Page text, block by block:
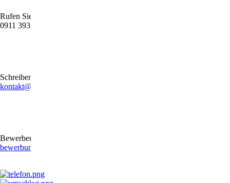
Rufen Sie uns gerne an
0911 39372790
Schreiben Sie uns gerne eine E-Mail
kontakt@stb-becker-zeiler.de
Bewerben Sie sich online oder per E-Mail
bewerbung@stb-becker-zeiler.de